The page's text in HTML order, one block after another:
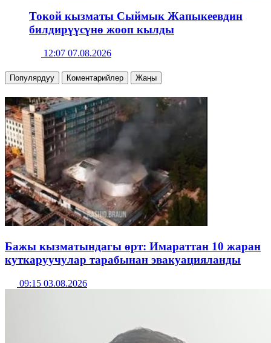
Токой кызматы Сыймык Жапыкеевдин
билдирүүсүнө жооп кылды
12:07 07.08.2026
Популярдуу Коментарийлер Жаңы
Бажы кызматындагы өрт: Имараттан 10 жаран
куткаруучулар тарабынан эвакуацияланды
09:15 03.08.2026